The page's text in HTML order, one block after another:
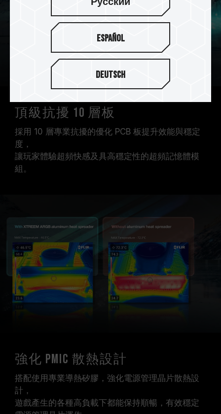
頂級抗擾 10 層板
採用 10 層專業抗擾的優化 PCB 板提升效能與穩定
度，
讓玩家體驗超頻快感及具高穩定性的超頻記憶體模
組。
強化 PMIC 散熱設計
搭配使用專業導熱矽膠，強化電源管理晶片散熱設
計，
遊戲產生的各種高負載下都能保持順暢，有效穩定
Español
Deutsch